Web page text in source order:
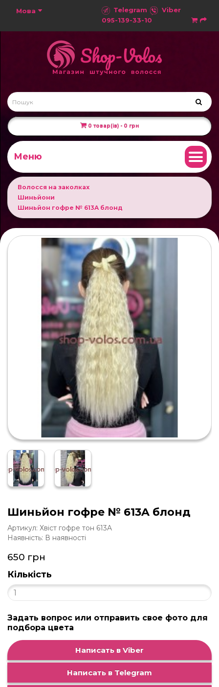
Мова Telegram
Viber
095-139-33-10
0 товар(ів) - 0 грн
Меню
Волосся на заколках
Шиньйони
Шиньйон гофре № 613A блонд
Шиньйон гофре № 613A блонд
Артикул: Хвіст гофре тон 613A
Наявність: В наявності
650 грн
Кількість
Задать вопрос или отправить свое фото для
подбора цвета
Написать в Viber
Написать в Telegram